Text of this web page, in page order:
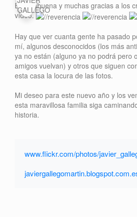
Enhorabuena y muchas gracias a los
vídeo.
Hay que ver cuanta gente ha pasado
mí, algunos desconocidos (los más
ya no están (alguno ya no podrá pero
amigos vuelvan) y otros que siguen
esta casa la locura de las fotos.
Mi deseo para este nuevo año y los
esta maravillosa familia siga
historia.
www.flickr.com/photos/